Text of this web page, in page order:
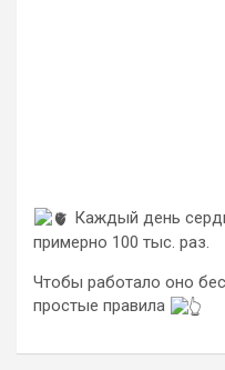
Каждый день
примерно 100 тыс. раз.
Чтобы работало оно
простые правила